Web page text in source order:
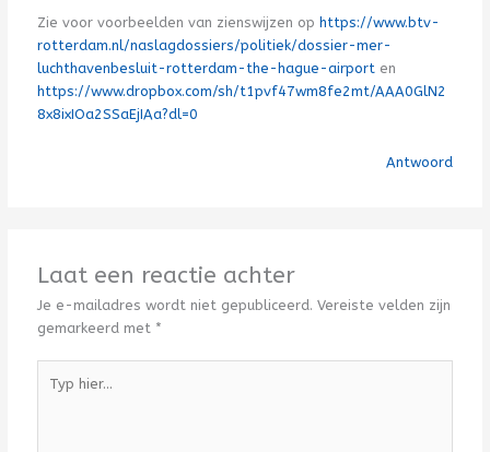
Zie voor voorbeelden van zienswijzen op https://www.btv-
rotterdam.nl/naslagdossiers/politiek/dossier-mer-
luchthavenbesluit-rotterdam-the-hague-airport en
https://www.dropbox.com/sh/t1pvf47wm8fe2mt/AAA0GlN2
8x8ixIOa2SSaEjIAa?dl=0
Antwoord
Laat een reactie achter
Je e-mailadres wordt niet gepubliceerd. Vereiste velden zijn
gemarkeerd met *
hier...